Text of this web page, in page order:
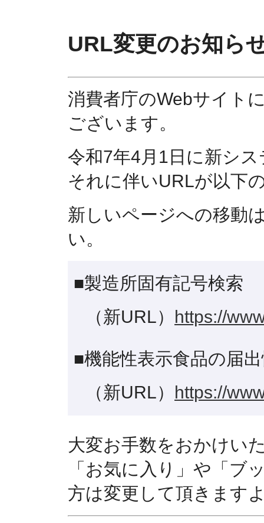
URL変更のお知ら
消費者庁のWebサイト
ございます。
令和7年4月1日に新シ
それに伴いURLが以下
新しいページへの移動
い。
■製造所固有記号検索
（新URL） https://
■機能性表示食品の届
（新URL） https://
大変お手数をおかけい
「お気に入り」や「ブ
方は変更して頂きます